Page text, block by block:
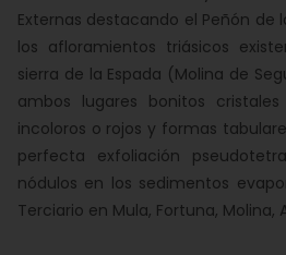
Externas destacando el Peñón de
los afloramientos triásicos
sierra de la Espada (Molina de
ambos lugares bonitos cristales
incoloros o rojos y formas
perfecta exfoliación
nódulos en los sedimentos
Terciario en Mula, Fortuna, Molina,